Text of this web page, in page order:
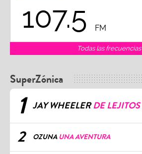
102.3 FM
Todas las frecuencias
SuperZónica
1 JAY WHEELERDE LEJITOS
2 OZUNA UNA AVENTURA